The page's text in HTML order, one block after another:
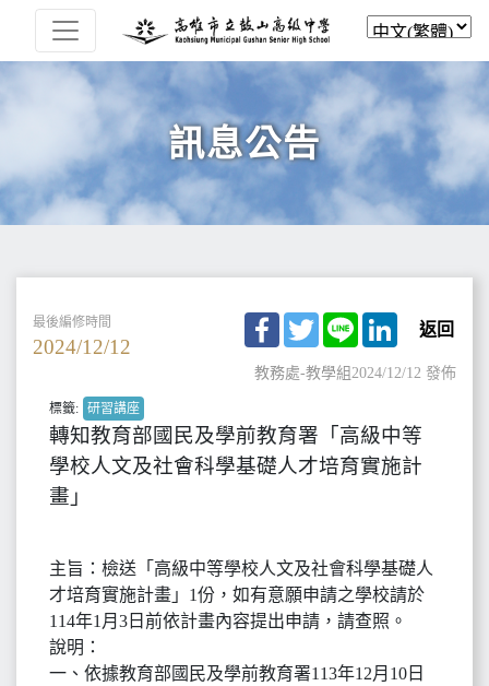
訊息公告
最後編修時間
2024/12/12
Facebook
TwitterLine LinkedIn
返回
教務處-教學組2024/12/12 發佈
標籤: 研習講座
轉知教育部國民及學前教育署「高級中等
學校人文及社會科學基礎人才培育實施計
畫」
主旨：檢送「高級中等學校人文及社會科學基礎人
才培育實施計畫」1份，如有意願申請之學校請於
114年1月3日前依計畫內容提出申請，請查照。
說明：
一、依據教育部國民及學前教育署113年12月10日